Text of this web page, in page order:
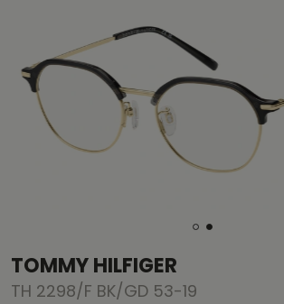
TOMMY HILFIGER
TH 2298/F BK/GD 53-19